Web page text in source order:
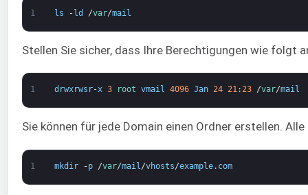
1 ls - ld /var/mail
Stellen Sie sicher, dass Ihre Berechtigungen wie folgt
1 drwxrwsr-x 3 root vmail 4096 Jan 24 21:23 /var/mail
Sie können für jede Domain einen Ordner erstellen.
1 mkdir -p /var/mail /vhosts/example. com